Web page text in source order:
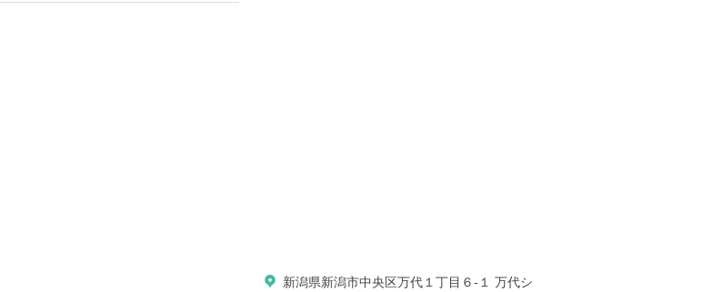
新潟県新潟市中央区万代１丁目６-１ 万代シ